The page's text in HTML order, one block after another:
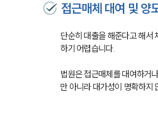
접근매체 대여 및 양
단순히 대출을 해준다고 해서
하기 어렵습니다.
법원은 접근매체를 대여하거
만 아니라 대가성이 명확하지